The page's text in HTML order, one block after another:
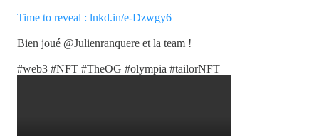
Time to reveal : lnkd.in/e-Dzwgy6
Bien joué @Julienranquere et la team !
#web3 #NFT #TheOG #olympia #tailorNFT